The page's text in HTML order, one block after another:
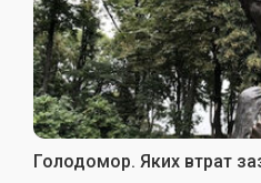
Голодомор. Яких втрат